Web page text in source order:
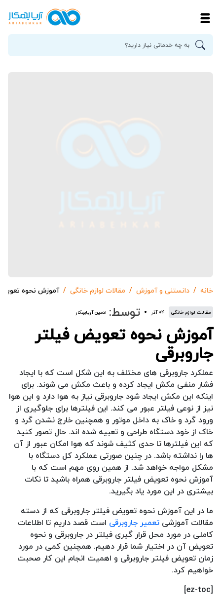
خانه دانستنی و آموزش مقالات لوازم خانگی آموزش نحوه تعویض
مقالات لوازم خانگی ۰۴ آذر توسط: ادمین آریابهکار
آموزش نحوه تعویض فیلتر
جاروبرقی
عملکرد جاروبرقی های مختلف به این شکل است که با ایجاد
فشار منفی مکش ایجاد کرده و باعث مکش می شوند. برای
اینکه این مکش ایجاد شود جاروبرقی نیاز به هوا دارد و این هوا
نیز از نوعی فیلتر عبور می کند. این فیلترها برای جلوگیری از
ورود گرد و خاک به داخل موتور و همچنین خارج نشدن گرد و
خاک از خود دستگاه طراحی و تعبیه شده اند. حال تصور کنید
که این فیلترها تا حدی کثیف شوند که هوا امکان عبور از آن
ها را نداشته باشد. در چنین صورتی عملکرد کل دستگاه با
مشکل مواجه خواهد شد. از همین روی مهم است که با
آموزش نحوه تعویض فیلتر جاروبرقی همراه باشید تا نکات
بیشتری در این مورد یاد بگیرید.
ما در این آموزش نحوه تعویض فیلتر جاروبرقی که از دسته
مقالات آموزشی تعمیر جاروبرقی است قصد داریم تا اطلاعات
کاملی در مورد محل قرار گیری فیلتر در جاروبرقی و نحوه
تعویض آن در اختیار شما قرار دهیم. همچنین کمی در مورد
زمان تعویض فیلتر جاروبرقی و اهمیت انجام این کار صحبت
خواهیم کرد.
[ez-toc]